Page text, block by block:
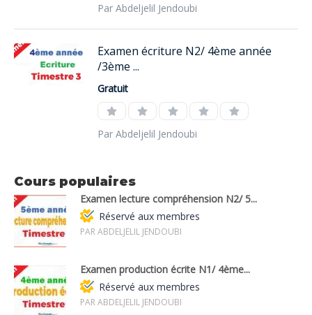
Par Abdeljelil Jendoubi
Examen écriture N2/ 4ème année
/3ème ...
Gratuit
Par Abdeljelil Jendoubi
Cours populaires
Examen lecture compréhension N2/ 5...
Réservé aux membres
PAR ABDELJELIL JENDOUBI
Examen production écrite N1/ 4ème...
Réservé aux membres
PAR ABDELJELIL JENDOUBI